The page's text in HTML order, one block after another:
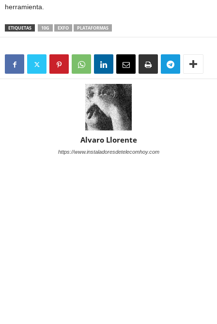
herramienta.
ETIQUETAS 10G EXFO PLATAFORMAS
Alvaro Llorente
https://www.instaladoresdetelecomhoy.com